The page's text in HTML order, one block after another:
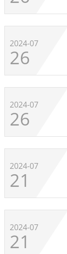
2024-07
26
2024-07
26
2024-07
21
2024-07
21